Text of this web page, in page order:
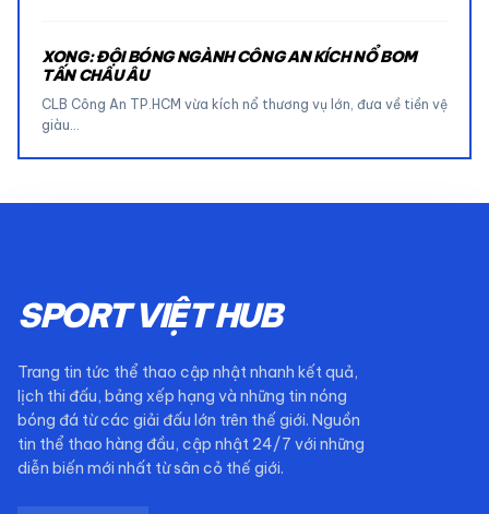
XONG: ĐỘI BÓNG NGÀNH CÔNG AN KÍCH NỔ BOM
TẤN CHÂU ÂU
CLB Công An TP.HCM vừa kích nổ thương vụ lớn, đưa về tiền vệ
giàu…
SPORT VIỆT HUB
Trang tin tức thể thao cập nhật nhanh kết quả,
lịch thi đấu, bảng xếp hạng và những tin nóng
bóng đá từ các giải đấu lớn trên thế giới. Nguồn
tin thể thao hàng đầu, cập nhật 24/7 với những
diễn biến mới nhất từ sân cỏ thế giới.